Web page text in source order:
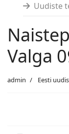
Uudiste
Valga
admin Eesti